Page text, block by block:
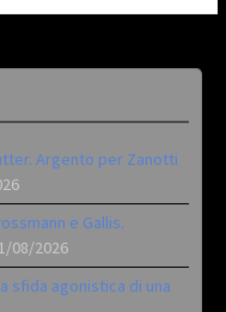
Argento per Zanotti
e Gallis.
08/2026
sfida agonistica di una